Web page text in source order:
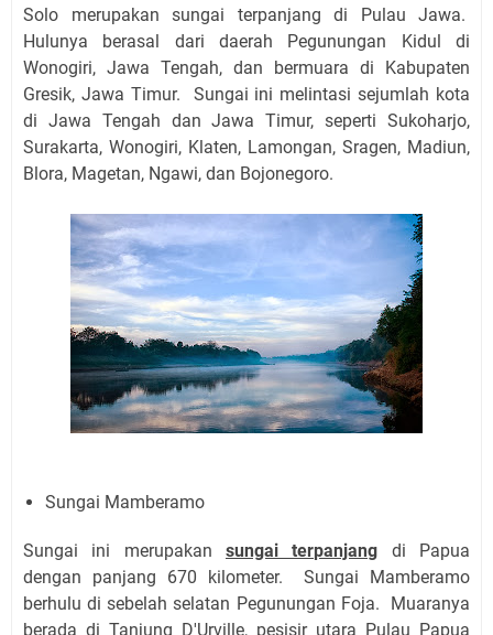
Solo merupakan sungai terpanjang di Pulau Jawa.
Hulunya berasal dari daerah Pegunungan Kidul di
Wonogiri, Jawa Tengah, dan bermuara di Kabupaten
Gresik, Jawa Timur. Sungai ini melintasi sejumlah kota
di Jawa Tengah dan Jawa Timur, seperti Sukoharjo,
Surakarta, Wonogiri, Klaten, Lamongan, Sragen, Madiun,
Blora, Magetan, Ngawi, dan Bojonegoro.
Sungai Mamberamo
Sungai ini merupakan sungai terpanjang di Papua
dengan panjang 670 kilometer. Sungai Mamberamo
berhulu di sebelah selatan Pegunungan Foja. Muaranya
berada di Tanjung D'Urville, pesisir utara Pulau Papua